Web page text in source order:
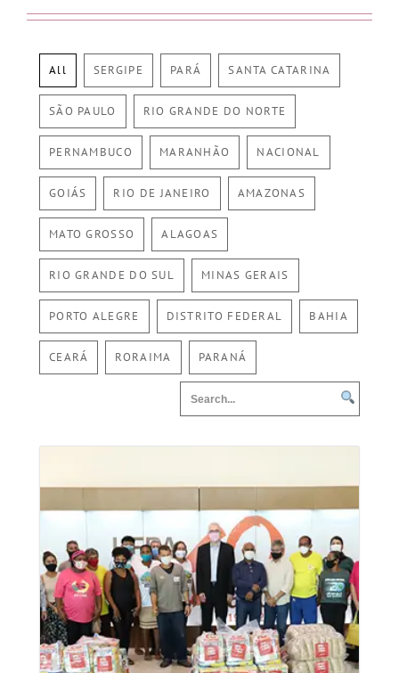
All SERGIPE PARÁ SANTA CATARINA
SÃO PAULO RIO GRANDE DO NORTE
PERNAMBUCO MARANHÃO NACIONAL
GOIÁS RIO DE JANEIRO AMAZONAS
MATO GROSSO ALAGOAS
RIO GRANDE DO SUL MINAS GERAIS
PORTO ALEGRE DISTRITO FEDERAL BAHIA
CEARÁ RORAIMA PARANÁ